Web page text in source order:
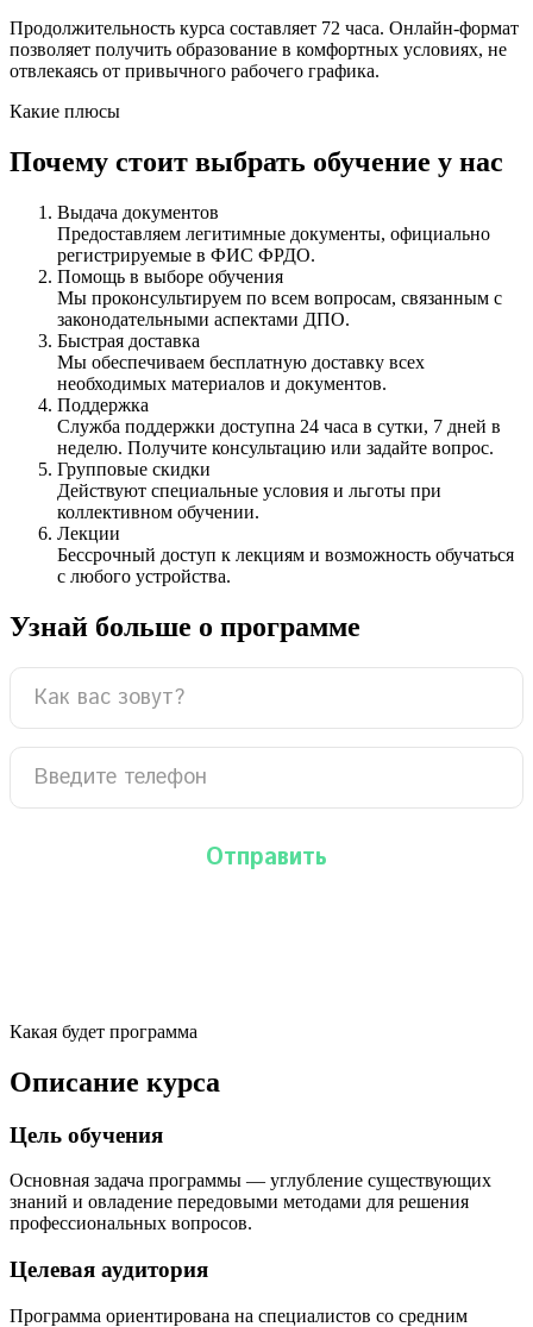
Продолжительность курса составляет 72 часа. Онлайн-формат
позволяет получить образование в комфортных условиях, не
отвлекаясь от привычного рабочего графика.
Какие плюсы
Почему стоит выбрать обучение у нас
Выдача документов
Предоставляем легитимные документы, официально
регистрируемые в ФИС ФРДО.
Помощь в выборе обучения
Мы проконсультируем по всем вопросам, связанным с
законодательными аспектами ДПО.
Быстрая доставка
Мы обеспечиваем бесплатную доставку всех
необходимых материалов и документов.
Поддержка
Служба поддержки доступна 24 часа в сутки, 7 дней в
неделю. Получите консультацию или задайте вопрос.
Групповые скидки
Действуют специальные условия и льготы при
коллективном обучении.
Лекции
Бессрочный доступ к лекциям и возможность обучаться
с любого устройства.
Узнай больше о программе
Какая будет программа
Описание курса
Цель обучения
Основная задача программы — углубление существующих
знаний и овладение передовыми методами для решения
профессиональных вопросов.
Целевая аудитория
Программа ориентирована на специалистов со средним